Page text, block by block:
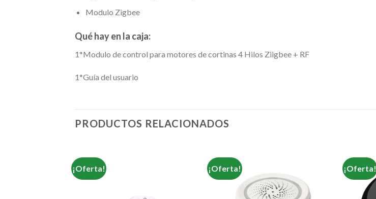
Modulo Zigbee
Qué hay en la caja:
1*Modulo de control para motores de cortinas 4 Hilos Ziigbee + RF
1*Guía del usuario
PRODUCTOS RELACIONADOS
¡Oferta! ¡Oferta! ¡Oferta!